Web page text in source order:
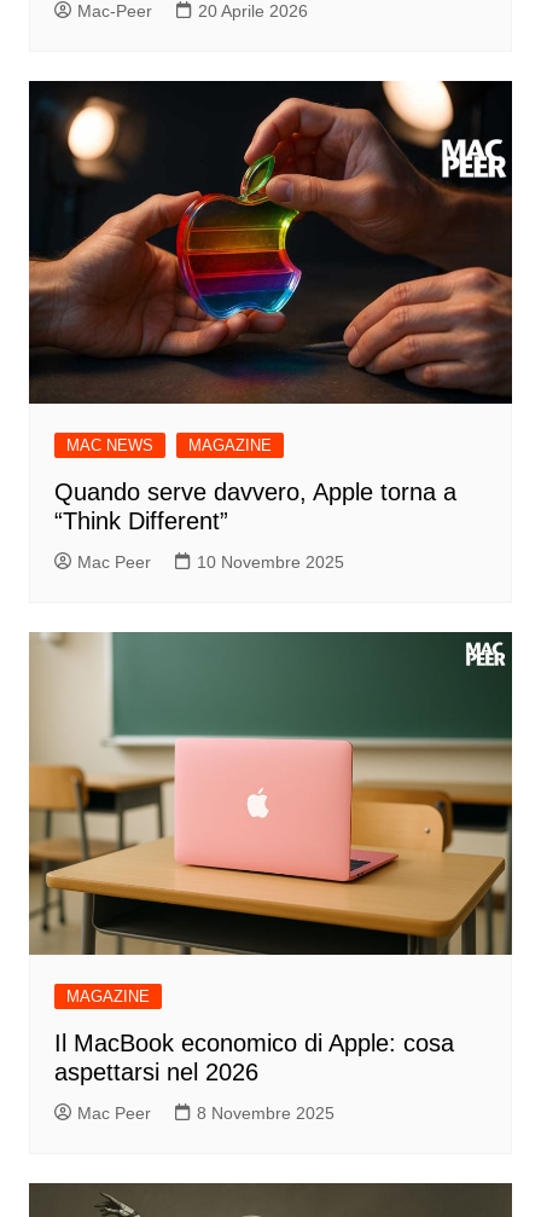
Mac-Peer 20 Aprile 2026
MAC NEWS MAGAZINE
Quando serve davvero, Apple torna a
“Think Different”
Mac Peer 10 Novembre 2025
MAGAZINE
Il MacBook economico di Apple: cosa
aspettarsi nel 2026
Mac Peer 8 Novembre 2025